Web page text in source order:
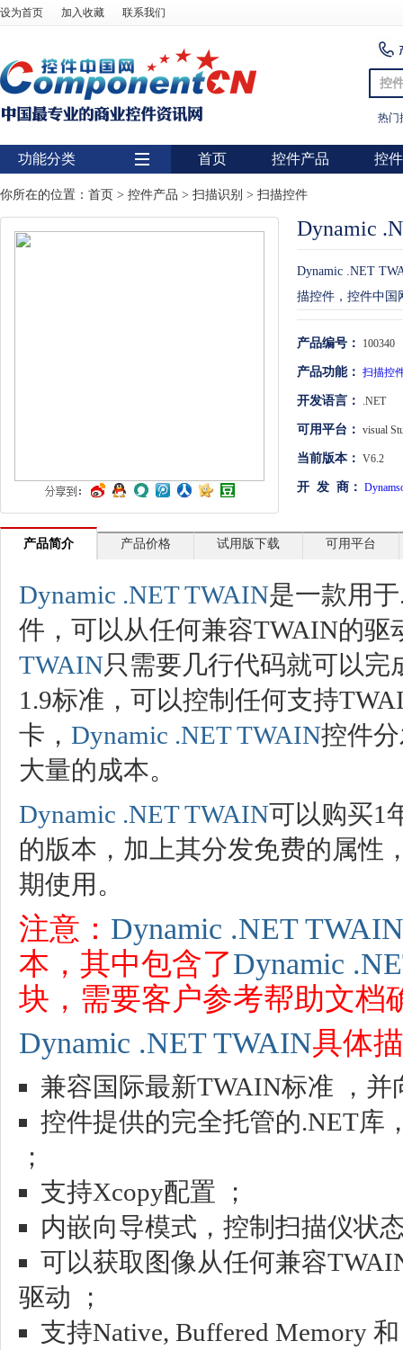
设为首页 加入收藏 联系我们
控
热门
功能分类
用户界面
项目管理与业务逻辑
网络通讯
程序安全
开发测试与优化
智能设备开发
其它
首页 控件产品 控
你所在的位置： 首页 > 控件产品 > 扫描识别 > 扫描控件
Dynamic
Dynamic .NET
描控件，控件中国
产品编号： 100340
产品功能： 扫描控
开发语言： .NET
可用平台： visual
当前版本： V6.2
开 发 商：
产品简介 产品价格 试用版下载 可用平台
Dynamic .NET TWAIN是一款用
件，可以从任何兼容TWAIN的驱
TWAIN只需要几行代码就可以
1.9标准，可以控制任何支持
卡， Dynamic .NET TWAIN控件
大量的成本。
Dynamic .NET TWAIN可以购买1
的版本，加上其分发免费的属性
期使用。
注意： Dynamic .NET TWAIN
本，其中包含了Dynamic
块，需要客户参考帮助文档
Dynamic .NET TWAIN具体
兼容国际最新TWAIN标准 ，并
控件提供的完全托管的.NET库
；
支持Xcopy配置 ；
内嵌向导模式，控制扫描仪状
可以获取图像从任何兼容
驱动 ；
支持Native, Buffered Memory